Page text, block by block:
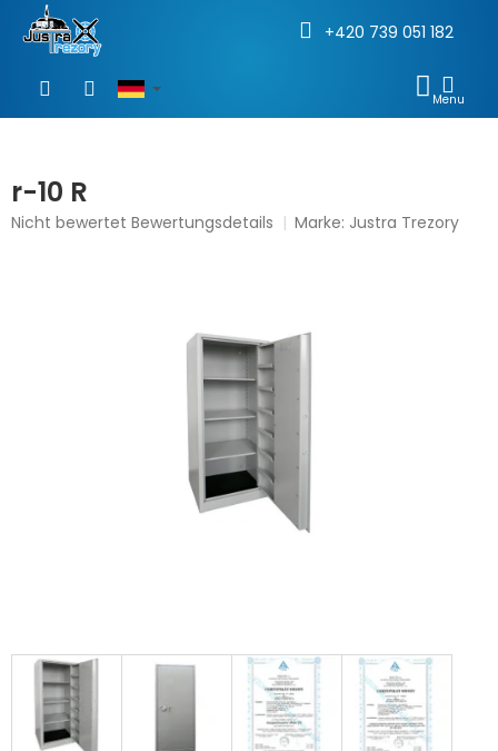
springen
+420 739 051 182
r-10 R
Die
Nicht bewertet Bewertungsdetails Marke: Justra Trezory